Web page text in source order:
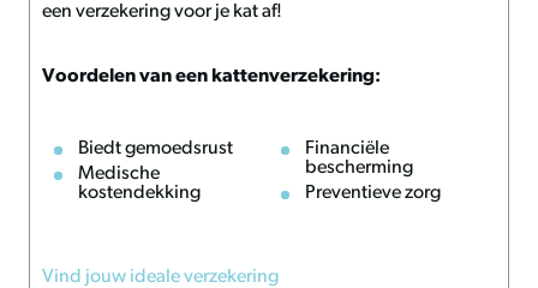
een verzekering voor je kat af!
Voordelen van een kattenverzekering:
Biedt gemoedsrust
Medische
kostendekking
Financiële
bescherming
Preventieve zorg
Vind jouw ideale verzekering